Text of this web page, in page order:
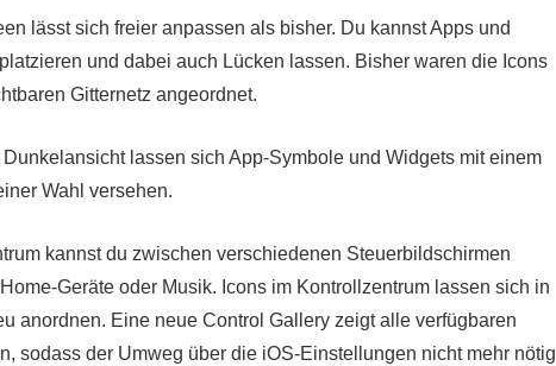
lässt sich freier anpassen als bisher. Du kannst Apps und
und dabei auch Lücken lassen. Bisher waren die Icons
Gitternetz angeordnet.
Dunkelansicht lassen sich App-Symbole und Widgets mit einem
Wahl versehen.
kannst du zwischen verschiedenen Steuerbildschirmen
Geräte oder Musik. Icons im Kontrollzentrum lassen sich in
anordnen. Eine neue Control Gallery zeigt alle verfügbaren
sodass der Umweg über die iOS-Einstellungen nicht mehr nötig